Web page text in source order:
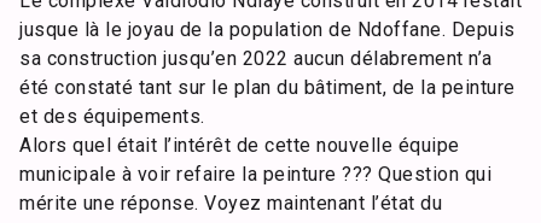
jusque là le joyau de la population de Ndoffane. Depuis
sa construction jusqu’en 2022 aucun délabrement n’a
été constaté tant sur le plan du bâtiment, de la peinture
et des équipements.
Alors quel était l’intérêt de cette nouvelle équipe
municipale à voir refaire la peinture ??? Question qui
mérite une réponse. Voyez maintenant l’état du